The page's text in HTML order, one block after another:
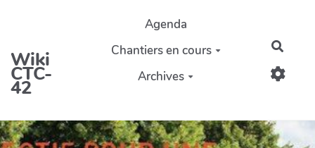
Aller au contenu principal
Wiki
CTC-
42
Agenda
Chantiers en cours
Archives